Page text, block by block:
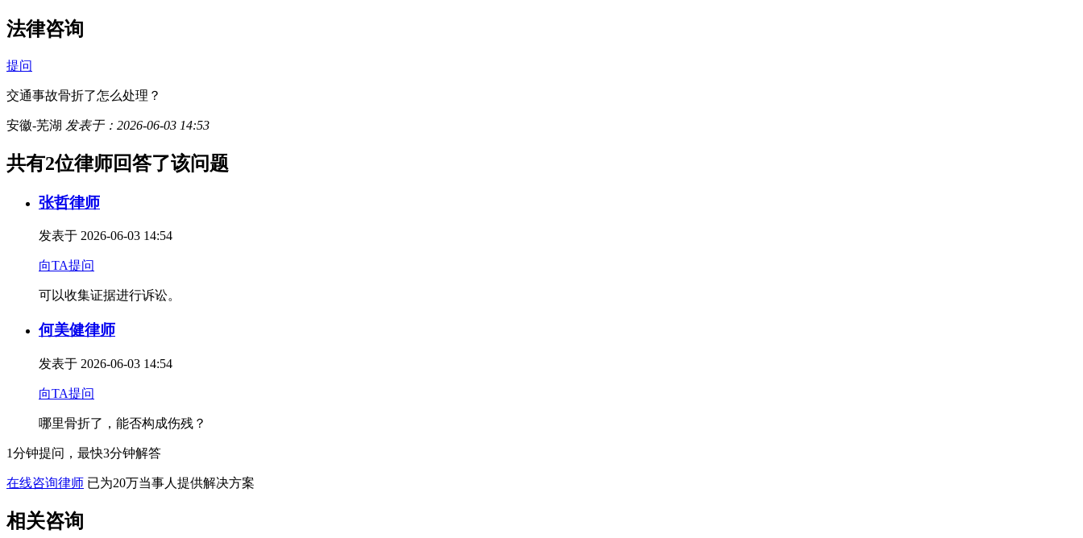
法律咨询
提问
交通事故骨折了怎么处理？
安徽-芜湖 发表于：2026-06-03 14:53
共有2位律师回答了该问题
张哲律师
发表于 2026-06-03 14:54
向TA提问
可以收集证据进行诉讼。
何美健律师
发表于 2026-06-03 14:54
向TA提问
哪里骨折了，能否构成伤残？
1分钟提问，最快3分钟解答
在线咨询律师 已为20万当事人提供解决方案
相关咨询